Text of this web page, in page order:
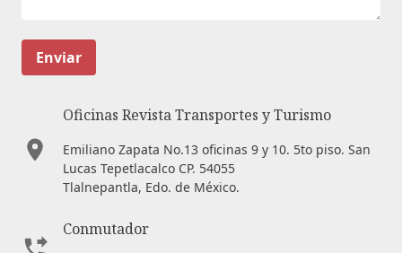
Enviar
Oficinas Revista Transportes y Turismo
Emiliano Zapata No.13 oficinas 9 y 10. 5to piso. San
Lucas Tepetlacalco CP. 54055
Tlalnepantla, Edo. de México.
Conmutador